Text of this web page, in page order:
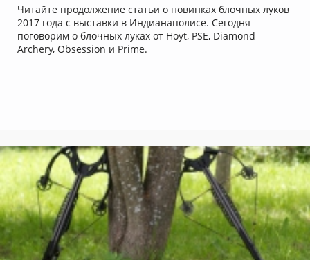
Читайте продолжение статьи о новинках блочных луков
2017 года с выставки в Индианаполисе. Сегодня
поговорим о блочных луках от Hoyt, PSE, Diamond
Archery, Obsession и Prime.